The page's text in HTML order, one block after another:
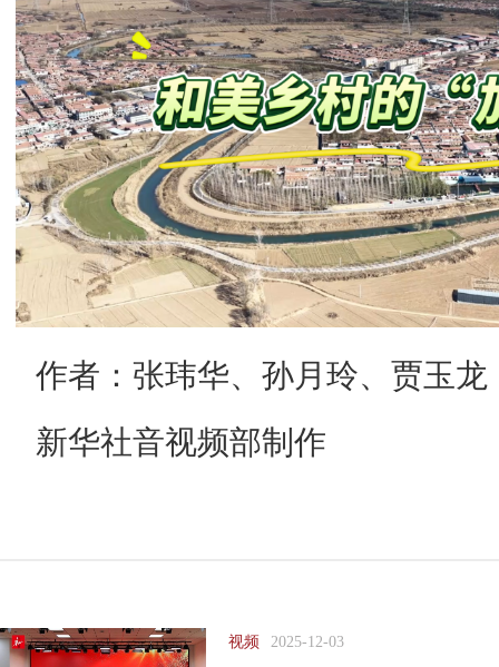
作者：张玮华、孙月玲、贾玉龙
新华社音视频部制作
视频 2025-12-03